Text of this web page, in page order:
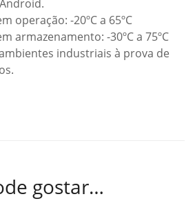
operação: -20ºC a 65ºC
armazenamento: -30ºC a 75ºC
industriais à prova de
gostar…